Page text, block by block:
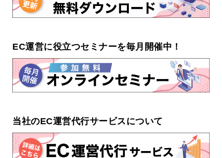
EC運営に役立つセミナーを毎月開催中！
当社のEC運営代行サービスについて